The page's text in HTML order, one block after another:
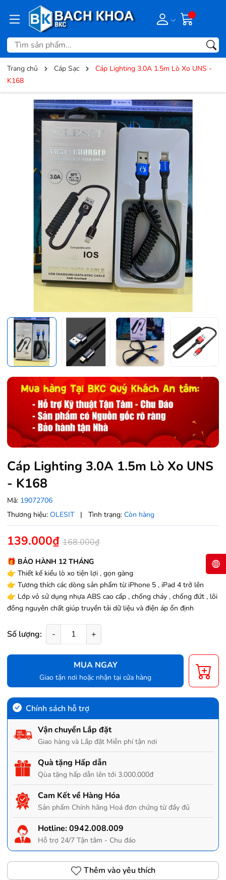
Trang chủ Cáp Sạc
Cáp Lighting 3.0A 1.5m Lò Xo UNS -
K168
Cáp Lighting 3.0A 1.5m Lò Xo UNS
- K168
Mã: 19072706
Thương hiệu: OLESIT | Tình trạng: Còn hàng
139.000₫ 168.000₫
🎁 BẢO HÀNH 12 THÁNG
👉 Thiết kế kiểu lò xo tiện lợi , gọn gàng
👉 Tương thích các dòng sản phẩm từ iPhone 5 , iPad 4 trở lên
👉 Lớp vỏ sử dụng nhựa ABS cao cấp , chống cháy , chống đứt , lõi
đồng nguyên chất giúp truyền tải dữ liệu và điện áp ổn định
Số lượng: - +
MUA NGAY
Giao tận nơi hoặc nhận tại cửa hàng
Chính sách hỗ trợ
Vận chuyển Lắp đặt
Giao hàng và Lắp đặt Miễn phí tận nơi
Quà tặng Hấp dẫn
Qùa tặng hấp dẫn lên tới 3.000.000đ
Cam Kết về Hàng Hóa
Sản phẩm Chính hãng Hoá đơn chứng từ đầy đủ
Hotline:0942.008.009
Hỗ trợ 24/7 Tận tâm - Chu đáo
Thêm vào yêu thích